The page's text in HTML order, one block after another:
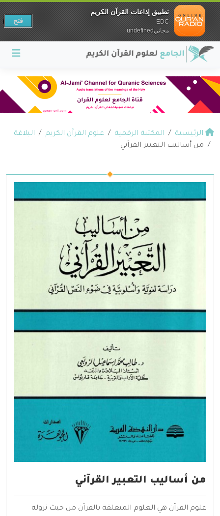
الرئيسية المكتبة الرقمية علوم القرآن الكريم
البلاغة
من أساليب التعبير القرآني
من أساليب التعبير القرآني
علوم القرآن هي العلوم المتعلقة بالقرآن من حيث نزوله
تطبيق إذاعات القرآن الكريم
EDC
مجانيundefined
فتح